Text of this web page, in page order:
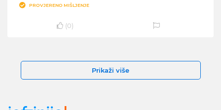
PROVJERENO MIŠLJENJE
(0)
Prikaži više